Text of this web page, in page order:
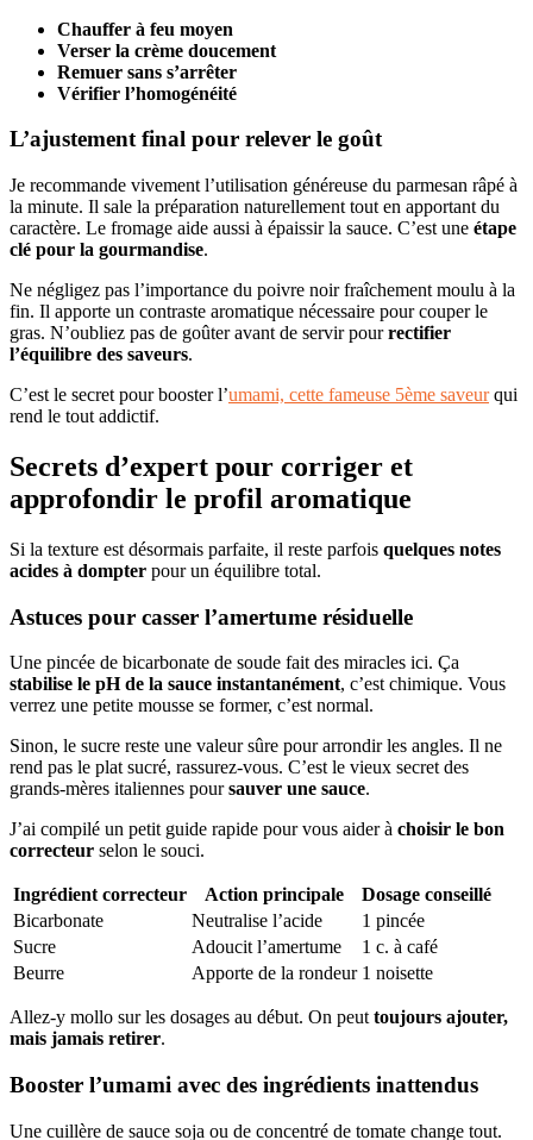
Chauffer à feu moyen
Verser la crème doucement
Remuer sans s’arrêter
Vérifier l’homogénéité
L’ajustement final pour relever le goût
Je recommande vivement l’utilisation généreuse du parmesan râpé à
la minute. Il sale la préparation naturellement tout en apportant du
caractère. Le fromage aide aussi à épaissir la sauce. C’est une étape
clé pour la gourmandise.
Ne négligez pas l’importance du poivre noir fraîchement moulu à la
fin. Il apporte un contraste aromatique nécessaire pour couper le
gras. N’oubliez pas de goûter avant de servir pourrectifier
l’équilibre des saveurs.
C’est le secret pour booster l’umami, cette fameuse 5ème saveurqui
rend le tout addictif.
Secrets d’expert pour corriger et
approfondir le profil aromatique
Si la texture est désormais parfaite, il reste parfois quelques notes
acides à dompter pour un équilibre total.
Astuces pour casser l’amertume résiduelle
Une pincée de bicarbonate de soude fait des miracles ici. Ça
stabilise le pH de la sauce instantanément, c’est chimique. Vous
verrez une petite mousse se former, c’est normal.
Sinon, le sucre reste une valeur sûre pour arrondir les angles. Il ne
rend pas le plat sucré, rassurez-vous. C’est le vieux secret des
grands-mères italiennes poursauver une sauce.
J’ai compilé un petit guide rapide pour vous aider à choisir le bon
correcteur selon le souci.
Ingrédient correcteur Action principale
Dosage conseillé
Bicarbonate
Neutralise l’acide
1 pincée
Sucre
Adoucit l’amertume
1 c. à café
Beurre
Apporte de la rondeur 1 noisette
Allez-y mollo sur les dosages au début. On peuttoujours ajouter,
mais jamais retirer.
Booster l’umami avec des ingrédients inattendus
Une cuillère de sauce soja ou de concentré de tomate change tout.